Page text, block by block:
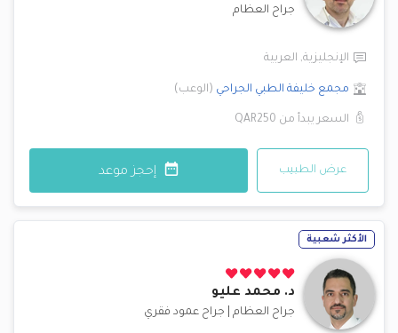
جراح العظام
الإنجليزية, العربية
مجمع خليفة الطبي الجراحي (الوعب)
السعر يبدأ من QAR250
عرض الطبيب إحجز موعد
الأكثر شعبية
د. محمد عليو
جراح العظام جراح عمود فقري